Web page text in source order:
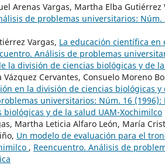
Arenas Vargas, Martha Elba Gutiérrez
de problemas universitarios: Núm.
Vargas, La educación científica
Análisis de problemas
la división de ciencias biológicas y de
Cervantes, Consuelo Moreno
en la división de ciencias biológicas y
universitarios: Núm. 16 (1996):
y de la salud UAM-Xochimilco
Martha Leticia Alfaro León, María
Un modelo de evaluación para el
, Reencuentro. Análisis de